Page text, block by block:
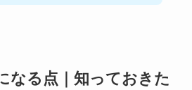
なる点｜知っておきた